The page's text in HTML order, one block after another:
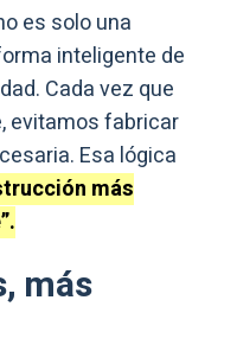
es solo una
inteligente de
Cada vez que
evitamos fabricar
Esa lógica
más
más